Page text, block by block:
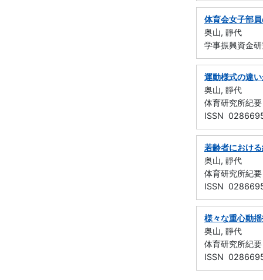
体育会女子部
奥山, 靜代
学事振興資金
運動様式の違
奥山, 靜代
体育研究所紀
ISSN
若齢者におけ
奥山, 靜代
体育研究所紀
ISSN
様々な重心動
奥山, 靜代
体育研究所紀
ISSN